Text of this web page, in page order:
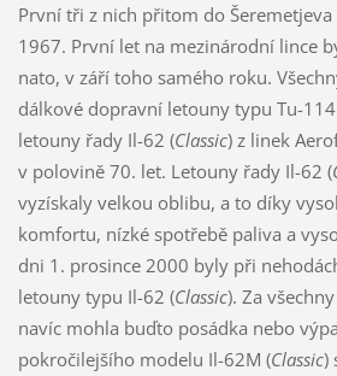
První tři z nich přitom do
1967. První let na mezinárodní lince
nato, v září toho samého roku.
dálkové dopravní letouny typu Tu-
letouny řady Il-62 (Classic) z linek
v polovině 70. let. Letouny řady Il-62 (
vyzískaly velkou oblibu, a to díky
komfortu, nízké spotřebě paliva a
dni 1. prosince 2000 byly při
letouny typu Il-62 (Classic). Za
navíc mohla buďto posádka nebo
pokročilejšího modelu Il-62M (Classic)